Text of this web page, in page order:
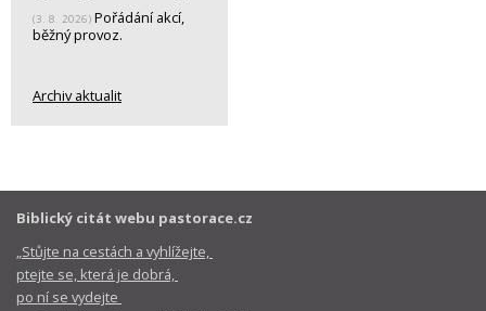
(3. 8. 2026) Pořádání akcí,
běžný provoz.
Archiv aktualit
Biblický citát webu pastorace.cz
„Stůjte na cestách a vyhlížejte,
ptejte se, která je dobrá,
po ní se vydejte